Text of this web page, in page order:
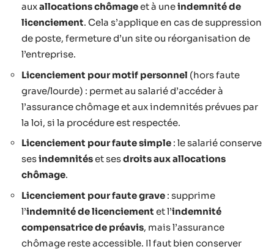
auxallocations chômageet à uneindemnité de
licenciement. Cela s’applique en cas de suppression
de poste, fermeture d’un site ou réorganisation de
l’entreprise.
Licenciement pour motif personnel (hors faute
grave/lourde) : permet au salarié d’accéder à
l’assurance chômage et aux indemnités prévues par
la loi, si la procédure est respectée.
Licenciement pour faute simple : le salarié conserve
sesindemnitéset sesdroits aux allocations
chômage.
Licenciement pour faute grave : supprime
l’indemnité de licenciement et l’indemnité
compensatrice de préavis, mais l’assurance
chômage reste accessible. Il faut bien conserver